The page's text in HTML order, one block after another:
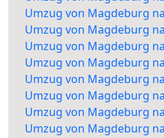
Umzug von Magdeburg
Umzug von Magdeburg
Umzug von Magdeburg
Umzug von Magdeburg
Umzug von Magdeburg
Umzug von Magdeburg
Umzug von Magdeburg
Umzug von Magdeburg